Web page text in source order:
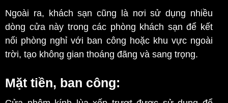
Ngoài ra, khách sạn cũng là nơi sử dụng nhiều
dòng cửa này trong các phòng khách sạn để kết
nối phòng nghỉ với ban công hoặc khu vực ngoài
trời, tạo không gian thoáng đãng và sang trọng.
Mặt tiền, ban công: